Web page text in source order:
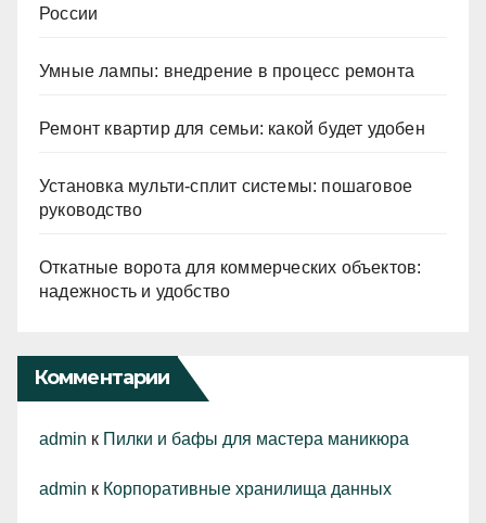
России
Умные лампы: внедрение в процесс ремонта
Ремонт квартир для семьи: какой будет удобен
Установка мульти-сплит системы: пошаговое
руководство
Откатные ворота для коммерческих объектов:
надежность и удобство
Комментарии
admin к Пилки и бафы для мастера маникюра
admin к Корпоративные хранилища данных